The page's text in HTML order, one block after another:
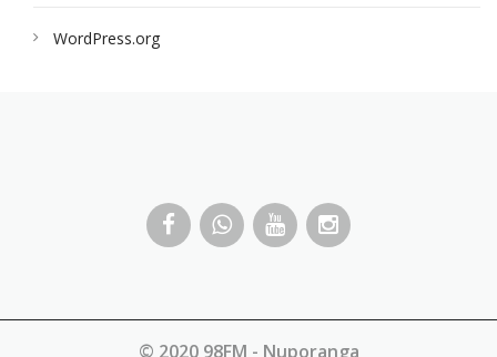
WordPress.org
© 2020 98FM - Nuporanga